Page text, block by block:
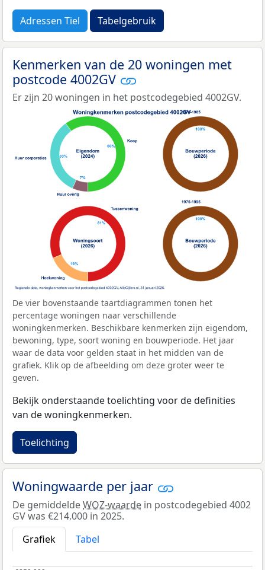
Adressen Tiel Tabelgebruik
Kenmerken van de 20 woningen met
postcode 4002GV
Er zijn 20 woningen in het postcodegebied 4002GV.
De vier bovenstaande taartdiagrammen tonen het
percentage woningen naar verschillende
woningkenmerken. Beschikbare kenmerken zijn eigendom,
bewoning, type, soort woning en bouwperiode. Het jaar
waar de data voor gelden staat in het midden van de
grafiek. Klik op de afbeelding om deze groter weer te
geven.
Bekijk onderstaande toelichting voor de definities
van de woningkenmerken.
Toelichting
Woningwaarde per jaar
De gemiddeldeWOZ-waarde in postcodegebied 4002
GV was €214.000 in 2025.
Grafiek
Tabel